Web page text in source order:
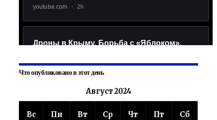
Что опубликовано в этот день
Август 2024
Вс Пн Вт Ср Чт Пт Сб